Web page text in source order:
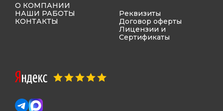
О КОМПАНИИ
НАШИ РАБОТЫ
КОНТАКТЫ
Реквизиты
Договор оферты
Лицензии и
Сертификаты